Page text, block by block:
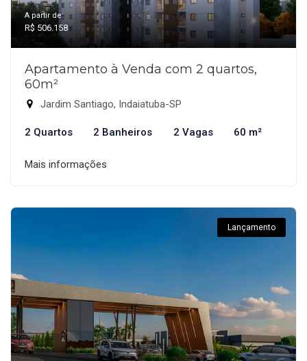
A partir de:
R$ 506.158
Apartamento à Venda com 2 quartos,
60m²
Jardim Santiago, Indaiatuba-SP
2 Quartos 2 Banheiros 2 Vagas 60 m²
Mais informações
Lançamento